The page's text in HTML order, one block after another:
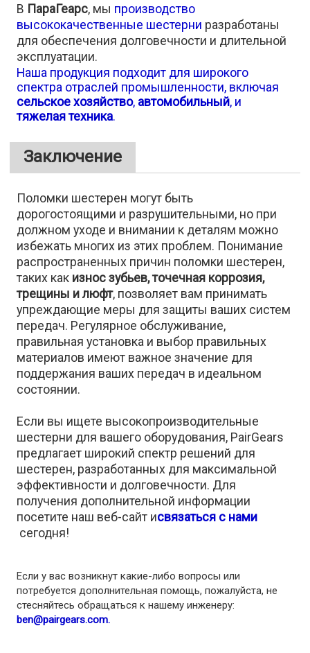
В ПараГеарс, мы производство
высококачественные шестерни разработаны
для обеспечения долговечности и длительной
эксплуатации.
Наша продукция подходит для широкого
спектра отраслей промышленности, включая
сельское хозяйство, автомобильный, и
тяжелая техника.
Заключение
Поломки шестерен могут быть
дорогостоящими и разрушительными, но при
должном уходе и внимании к деталям можно
избежать многих из этих проблем. Понимание
распространенных причин поломки шестерен,
таких как износ зубьев, точечная коррозия,
трещины и люфт, позволяет вам принимать
упреждающие меры для защиты ваших систем
передач. Регулярное обслуживание,
правильная установка и выбор правильных
материалов имеют важное значение для
поддержания ваших передач в идеальном
состоянии.
Если вы ищете высокопроизводительные
шестерни для вашего оборудования, PairGears
предлагает широкий спектр решений для
шестерен, разработанных для максимальной
эффективности и долговечности. Для
получения дополнительной информации
посетите наш веб-сайт исвязаться с нами
сегодня!
Если у вас возникнут какие-либо вопросы или
потребуется дополнительная помощь, пожалуйста, не
стесняйтесь обращаться к нашему инженеру:
ben@pairgears.com.